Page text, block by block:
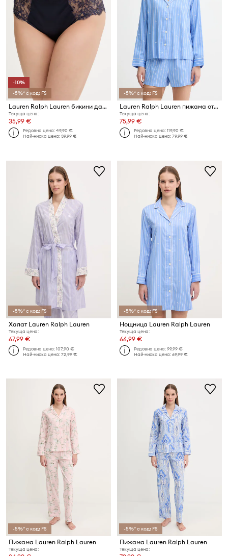
-10%
-5%* с код: FS
Lauren Ralph Lauren бикини дамски
Текуща цена:
35,99 €
Редовна цена:49,90 €
Най-ниска цена:39,99 €
-5%* с код: FS
Lauren Ralph Lauren пижама от две части дамска от памук
Текуща цена:
75,99 €
Редовна цена:119,90 €
Най-ниска цена:79,99 €
-5%* с код: FS
Халат Lauren Ralph Lauren
Текуща цена:
67,99 €
Редовна цена:107,90 €
Най-ниска цена:72,99 €
-5%* с код: FS
Нощница Lauren Ralph Lauren
Текуща цена:
66,99 €
Редовна цена:99,99 €
Най-ниска цена:69,99 €
-5%* с код: FS
Пижама Lauren Ralph Lauren
Текуща цена:
-5%* с код: FS
Пижама Lauren Ralph Lauren
Текуща цена: